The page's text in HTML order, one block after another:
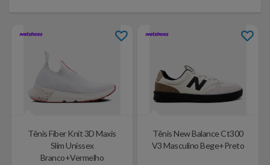
Tênis Fiber Knit 3D Maxis
Slim Unissex
Branco+Vermelho
Tênis New Balance Ct300
V3 Masculino Bege+Preto